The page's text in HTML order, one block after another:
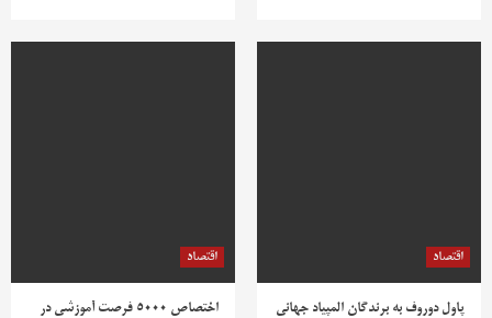
اقتصاد
پاول دوروف به برندگان المپیاد جهانی
اقتصاد
اختصاص ۵۰۰۰ فرصت آموزشی در